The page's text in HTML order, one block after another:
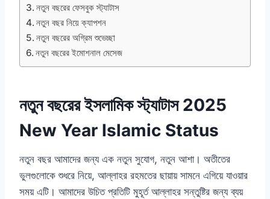
নতুন বছরের ফেসবুক স্ট্যাটাস
নতুন বছর নিয়ে ক্যাপশন
নতুন বছরের অগ্রিম শুভেচ্ছা
নতুন বছরের ইমোশনাল মেসেজ
নতুন বছরের ইসলামিক স্ট্যাটাস 2025
New Year Islamic Status
নতুন বছর আমাদের জন্য এক নতুন সুযোগ, নতুন আশা। অতীতের
ভুলগুলোকে শুধরে নিয়ে, আল্লাহর রহমতের ছায়ায় সামনে এগিয়ে যাওয়ার
সময় এটি। আমাদের উচিত প্রতিটি মুহূর্ত আল্লাহর সন্তুষ্টির জন্য ব্যয়